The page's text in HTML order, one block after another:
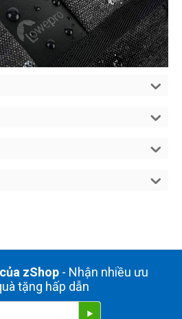
zShop- Nhận nhiều ưu
tặng hấp dẫn